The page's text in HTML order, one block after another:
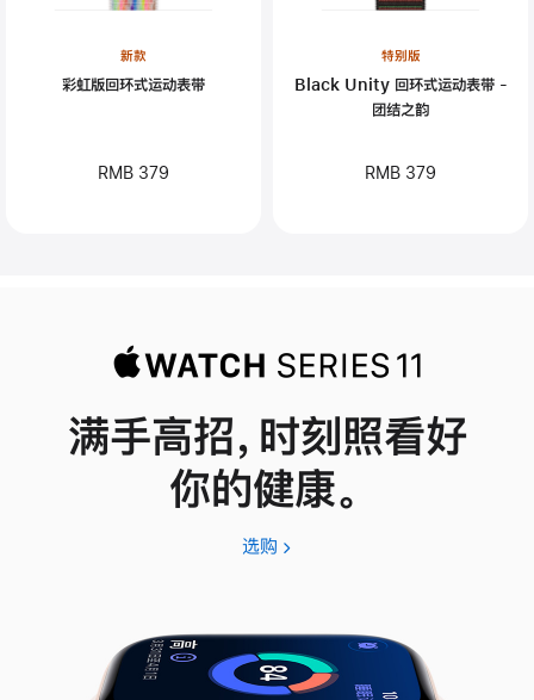
新款
彩虹版回环式运动表带
RMB 379
特别版
Black Unity 回环式运动表带 -
团结之韵
RMB 379
满手高招，时刻照看好
你的健康。
选购 Apple
11